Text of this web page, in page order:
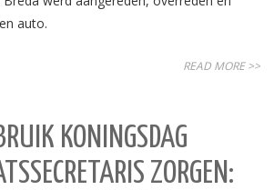
auto.
READ MORE >>
KONINGSDAG
ZORGEN: